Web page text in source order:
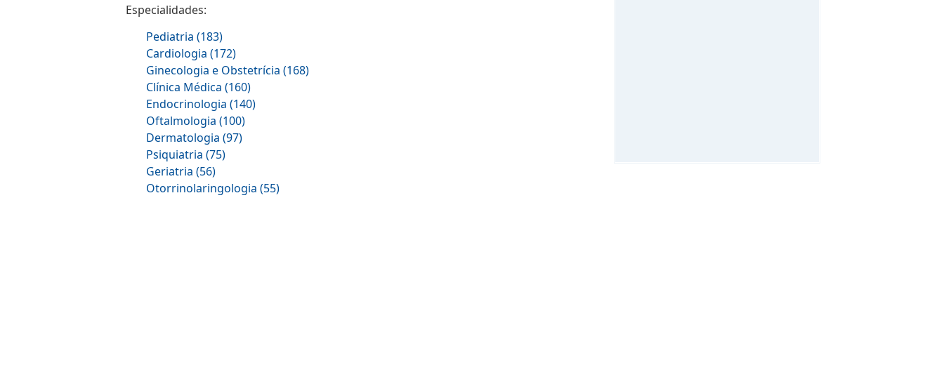
Especialidades:
Pediatria (183)
Cardiologia (172)
Ginecologia e Obstetrícia (168)
Clínica Médica (160)
Endocrinologia (140)
Oftalmologia (100)
Dermatologia (97)
Psiquiatria (75)
Geriatria (56)
Otorrinolaringologia (55)